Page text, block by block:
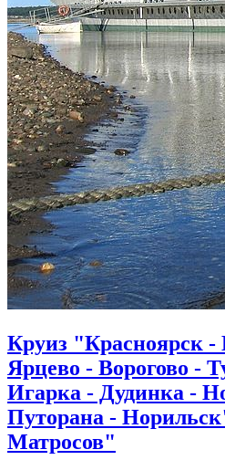
Круиз "Красноярск -
Ярцево - Ворогово -
Игарка - Дудинка -
Путорана -
Матросов"